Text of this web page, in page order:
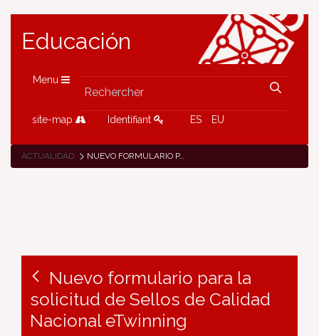
Educación
Menu
site-map Identifiant ES EU
ACTUALIDAD NUEVO FORMULARIO PARA LA SOLICITUD DE SELLOS DE CALIDAD NACIONAL ETWINNING
Nuevo formulario para la
solicitud de Sellos de Calidad
Nacional eTwinning